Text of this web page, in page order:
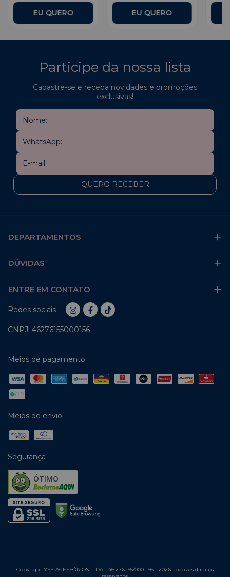
Participe da nossa lista
Cadastre-se e receba novidades e promoções
exclusivas!
DEPARTAMENTOS
DÚVIDAS
ENTRE EM CONTATO
Redes sociais
CNPJ: 46276155000156
Meios de pagamento
Meios de envio
Segurança
ÓTIMO
Copyright YSY ACESSÓRIOS LTDA - 46.276.155/0001-56 - 2026. Todos os direitos